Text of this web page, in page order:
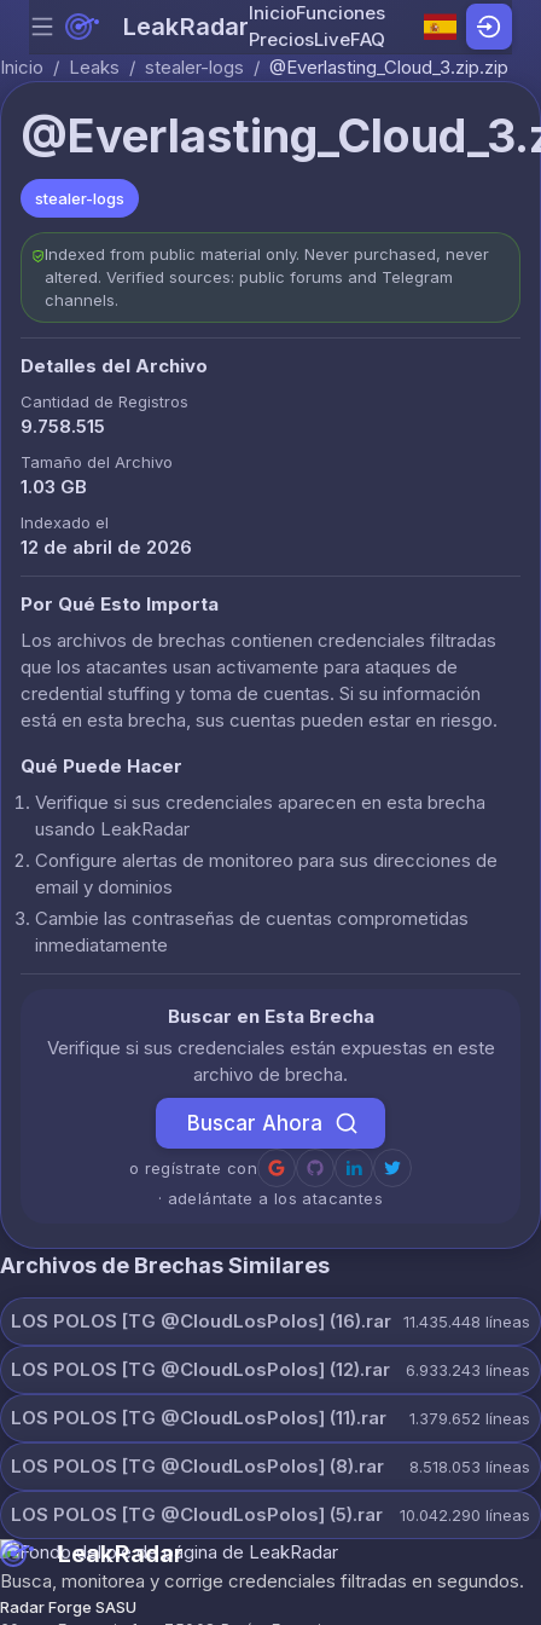
Skip to content
Menu LeakRadarInicioFunciones
PreciosLiveFAQ
Inicio / Leaks / stealer-logs / @Everlasting_Cloud_3.zip.zip
stealer-logs
Indexed from public material only. Never purchased, never
altered. Verified sources: public forums and Telegram
channels.
Detalles del Archivo
Cantidad de Registros
9.758.515
Tamaño del Archivo
1.03 GB
Indexado el
12 de abril de 2026
Por Qué Esto Importa
Los archivos de brechas contienen credenciales filtradas
que los atacantes usan activamente para ataques de
credential stuffing y toma de cuentas. Si su información
está en esta brecha, sus cuentas pueden estar en riesgo.
Qué Puede Hacer
Verifique si sus credenciales aparecen en esta brecha
usando LeakRadar
Configure alertas de monitoreo para sus direcciones de
email y dominios
Cambie las contraseñas de cuentas comprometidas
inmediatamente
Buscar en Esta Brecha
Verifique si sus credenciales están expuestas en este
archivo de brecha.
Buscar Ahora
o regístrate con
· adelántate a los atacantes
Archivos de Brechas Similares
LOS POLOS [TG @CloudLosPolos] (16).rar 11.435.448 líneas
LOS POLOS [TG @CloudLosPolos] (12).rar 6.933.243 líneas
LOS POLOS [TG @CloudLosPolos] (11).rar 1.379.652 líneas
LOS POLOS [TG @CloudLosPolos] (8).rar 8.518.053 líneas
LOS POLOS [TG @CloudLosPolos] (5).rar 10.042.290 líneas
LeakRadar
Busca, monitorea y corrige credenciales filtradas en segundos.
Radar Forge SASU